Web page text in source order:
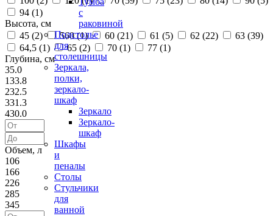
с
раковиной
Подстолье
для
столешницы
Зеркала,
полки,
зеркало-
шкаф
Зеркало
Зеркало-
шкаф
Шкафы
и
пеналы
Столы
Стульчики
для
ванной
94 (1)
Высота, см
45 (2) 560 (1) 60 (21) 61 (5) 62 (22) 63 (39)
64,5 (1) 65 (2) 70 (1) 77 (1)
Глубина, см
35.0
133.8
232.5
331.3
430.0
Объем, л
106
166
226
285
345